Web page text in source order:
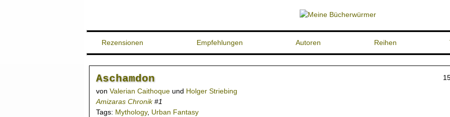
Rezensionen Empfehlungen Autoren Reihen
Aschamdon
von Valerian Caithoque und Holger Striebing
Amizaras Chronik#1
Tags: Mythology, Urban Fantasy